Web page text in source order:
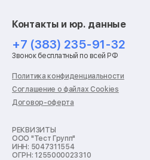
Ремонт роботов-пылесосов
Ремонт холодильников
Ремонт стиральных машин
Ремонт пылесосов
Ремонт варочных панелей
Ремонт духовых шкафов
Ремонт кондиционеров
Ремонт кухонных комбайнов
Ремонт морозильных камер
Ремонт отпаривателей
Ремонт плоттеров
Контакты и юр. данные
+7 (383) 235-91-32
Звонок бесплатный по всей РФ
Политика конфиденциальности
Соглашение о файлах Cookies
Договор-оферта
РЕКВИЗИТЫ
ООО "Тест Групп"
ИНН: 5047311554
ОГРН: 1255000023310